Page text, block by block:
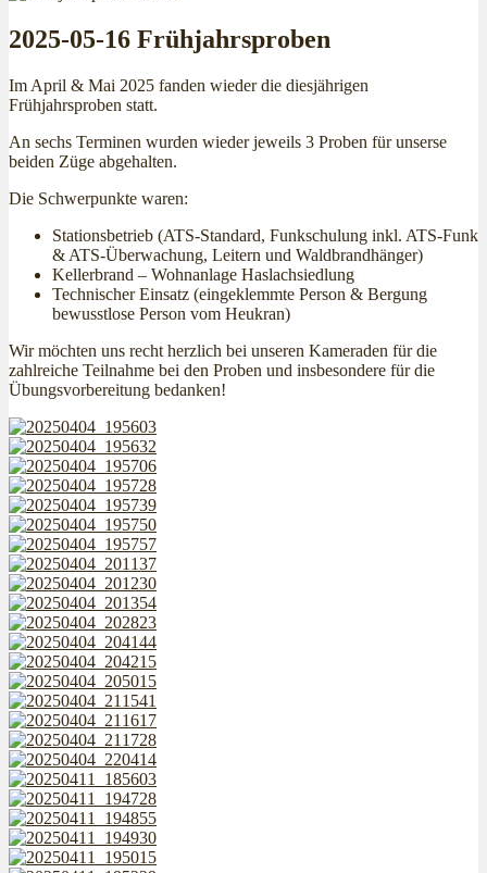
2025-05-16 Frühjahrsproben
Im April & Mai 2025 fanden wieder die diesjährigen
Frühjahrsproben statt.
An sechs Terminen wurden wieder jeweils 3 Proben für unserse
beiden Züge abgehalten.
Die Schwerpunkte waren:
Stationsbetrieb (ATS-Standard, Funkschulung inkl. ATS-Funk
& ATS-Überwachung, Leitern und Waldbrandhänger)
Kellerbrand – Wohnanlage Haslachsiedlung
Technischer Einsatz (eingeklemmte Person & Bergung
bewusstlose Person vom Heukran)
Wir möchten uns recht herzlich bei unseren Kameraden für die
zahlreiche Teilnahme bei den Proben und insbesondere für die
Übungsvorbereitung bedanken!